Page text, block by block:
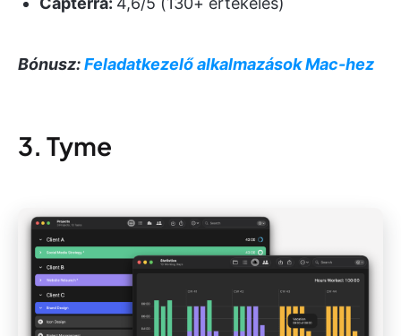
Bónusz:Feladatkezelő alkalmazások Mac-hez
3. Tyme